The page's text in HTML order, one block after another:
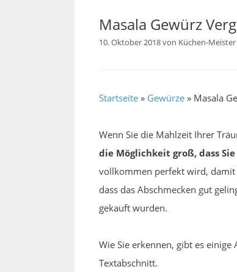
Masala Gewürz
10. Oktober 2018von Küchen-Meister
Startseite » Gewürze » Masala
Wenn Sie die Mahlzeit Ihrer
die Möglichkeit groß, dass
vollkommen perfekt wird, damit
dass das Abschmecken gut
gekauft wurden.
Wie Sie erkennen, gibt es
Textabschnitt.